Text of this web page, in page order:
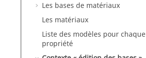
Les bases de matériaux
Les matériaux
Liste des modèles pour chaque
propriété